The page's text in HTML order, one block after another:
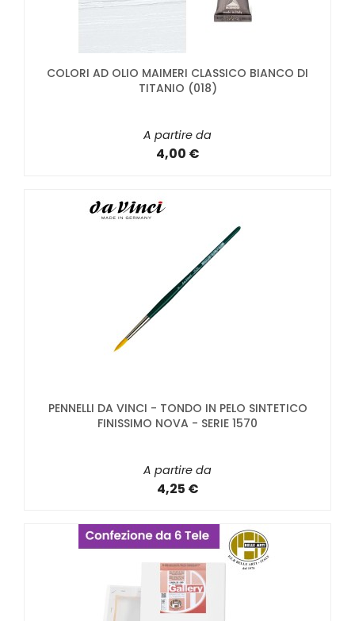
COLORI AD OLIO MAIMERI CLASSICO BIANCO DI
TITANIO (018)
A partire da
4,00 €
PENNELLI DA VINCI - TONDO IN PELO SINTETICO
FINISSIMO NOVA - SERIE 1570
A partire da
4,25 €